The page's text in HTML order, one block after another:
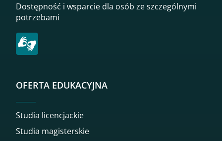
Dostępność i wsparcie dla osób ze szczególnymi
potrzebami
OFERTA EDUKACYJNA
Studia licencjackie
Studia magisterskie